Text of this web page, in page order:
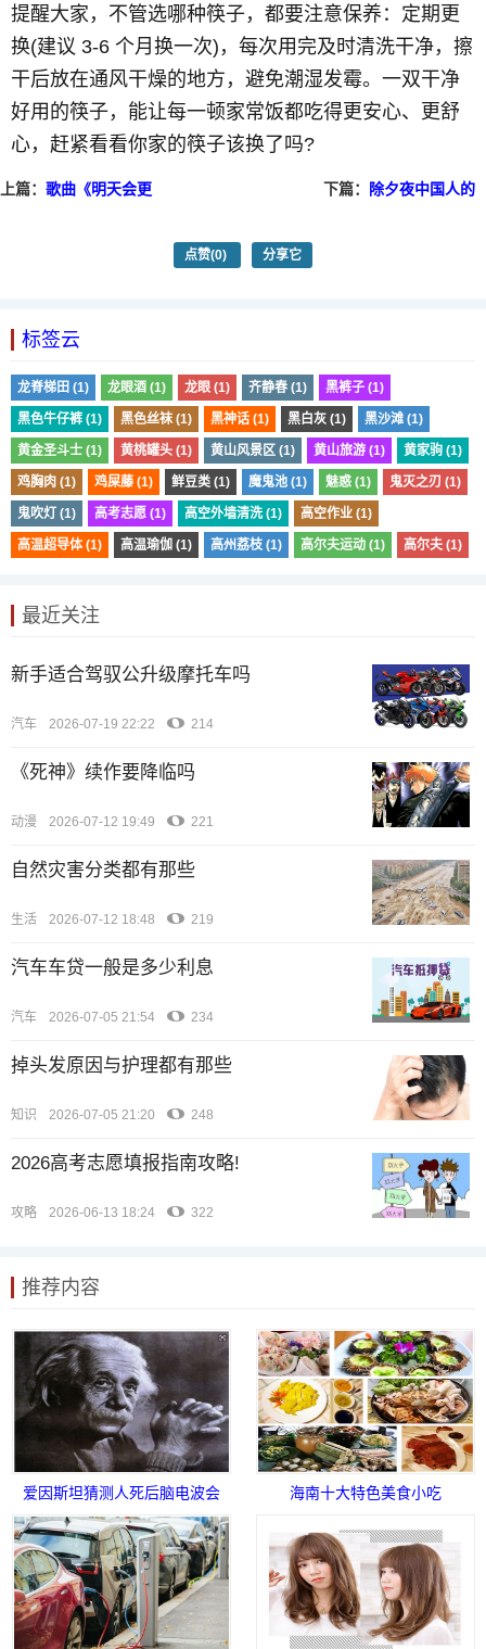
提醒大家，不管选哪种筷子，都要注意保养：定期更
换(建议 3-6 个月换一次)，每次用完及时清洗干净，擦
干后放在通风干燥的地方，避免潮湿发霉。一双干净
好用的筷子，能让每一顿家常饭都吃得更安心、更舒
心，赶紧看看你家的筷子该换了吗?
上篇： 歌曲《明天会更
下篇：
除夕夜中国人的
点赞(0) 分享它
标签云
龙脊梯田 (1) 龙眼酒 (1) 龙眼 (1) 齐静春 (1) 黑裤子 (1)
黑色牛仔裤 (1) 黑色丝袜 (1) 黑神话 (1) 黑白灰 (1) 黑沙滩 (1)
黄金圣斗士 (1) 黄桃罐头 (1) 黄山风景区 (1) 黄山旅游 (1) 黄家驹 (1)
鸡胸肉 (1) 鸡屎藤 (1) 鲜豆类 (1) 魔鬼池 (1) 魅惑 (1) 鬼灭之刃 (1)
鬼吹灯 (1) 高考志愿 (1) 高空外墙清洗 (1) 高空作业 (1)
高温超导体 (1) 高温瑜伽 (1) 高州荔枝 (1) 高尔夫运动 (1) 高尔夫 (1)
最近关注
新手适合驾驭公升级摩托车吗
汽车 2026-07-19 22:22 214
《死神》续作要降临吗
动漫 2026-07-12 19:49 221
自然灾害分类都有那些
生活 2026-07-12 18:48 219
汽车车贷一般是多少利息
汽车 2026-07-05 21:54 234
掉头发原因与护理都有那些
知识 2026-07-05 21:20 248
2026高考志愿填报指南攻略!
攻略 2026-06-13 18:24 322
推荐内容
爱因斯坦猜测人死后脑电波会
海南十大特色美食小吃